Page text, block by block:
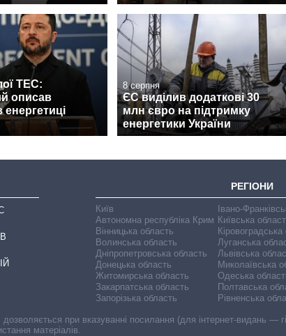
ТЕС:
описав
енергетиці
8 серпня
ЄС виділив додаткові 30
млн євро на підтримку
енергетики України
РЕГІОНИ
Київ
Автономна республіка Крим
Вінницька область
Волинська область
Дніпропетровська область
Донецька область
Житомирська область
Закарпатська область
Запорізька область
Івано-
Київська
Кіровоградська
Луганська
Львівська
Миколаївська
Одеська
Полтавська
Рівненська
при вказуванні посилання (для інтернет-видань
матеріалів.